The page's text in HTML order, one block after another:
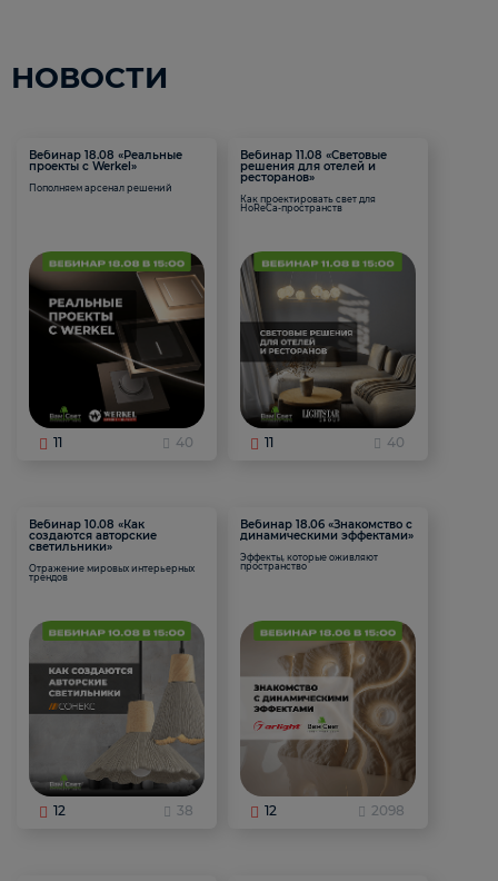
НОВОСТИ
Вебинар 18.08 «Реальные
проекты с Werkel»
Пополняем арсенал решений
11 40
Вебинар 11.08 «Световые
решения для отелей и
ресторанов»
Как проектировать свет для
HoReCa-пространств
11 40
Вебинар 10.08 «Как
создаются авторские
светильники»
Отражение мировых интерьерных
трендов
12 38
Вебинар 18.06 «Знакомство с
динамическими эффектами»
Эффекты, которые оживляют
пространство
12 2098